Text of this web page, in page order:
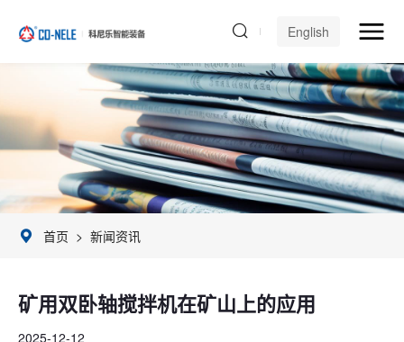
English
首页 > 新闻资讯
矿用双卧轴搅拌机在矿山上的应用
2025-12-12